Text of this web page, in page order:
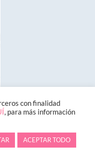
.
con finalidad
, para más información
ACEPTAR TODO